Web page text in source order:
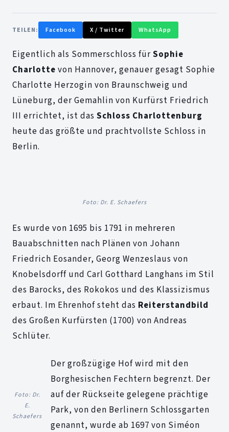
TEILEN: Facebook X / Twitter WhatsApp
Eigentlich als Sommerschloss fürSophie
Charlotte von Hannover, genauer gesagt Sophie
Charlotte Herzogin von Braunschweig und
Lüneburg, der Gemahlin von Kurfürst Friedrich
III errichtet, ist das Schloss Charlottenburg
heute das größte und prachtvollste Schloss in
Berlin.
Foto: Dr. E. Schaefers
Es wurde von 1695 bis 1791 in mehreren
Bauabschnitten nach Plänen von Johann
Friedrich Eosander, Georg Wenzeslaus von
Knobelsdorff und Carl Gotthard Langhans im Stil
des Barocks, des Rokokos und des Klassizismus
erbaut. Im Ehrenhof steht das Reiterstandbild
des Großen Kurfürsten (1700) von Andreas
Schlüter.
Foto: Dr.
E.
Schaefers
Der großzügige Hof wird mit den
Borghesischen Fechtern begrenzt. Der
auf der Rückseite gelegene prächtige
Park, von den Berlinern Schlossgarten
genannt, wurde ab 1697 von Siméon